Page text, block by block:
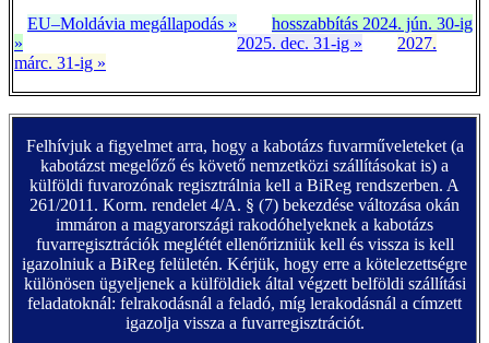
EU–Moldávia megállapodás »
hosszabbítás 2024. jún. 30-ig
»
2025. dec. 31-ig »
2027.
márc. 31-ig »
Felhívjuk a figyelmet arra, hogy a kabotázs fuvarműveleteket (a
kabotázst megelőző és követő nemzetközi szállításokat is) a
külföldi fuvarozónak regisztrálnia kell a BiReg rendszerben. A
261/2011. Korm. rendelet 4/A. § (7) bekezdése változása okán
immáron a magyarországi rakodóhelyeknek a kabotázs
fuvarregisztrációk meglétét ellenőrizniük kell és vissza is kell
igazolniuk a BiReg felületén. Kérjük, hogy erre a kötelezettségre
különösen ügyeljenek a külföldiek által végzett belföldi szállítási
feladatoknál: felrakodásnál a feladó, míg lerakodásnál a címzett
igazolja vissza a fuvarregisztrációt.